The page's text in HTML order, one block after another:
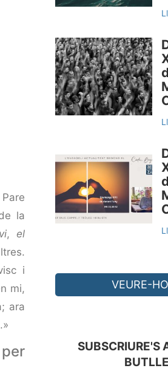
la
, el
i
mi,
ara
VEURE-
SUBSCRIURE'S